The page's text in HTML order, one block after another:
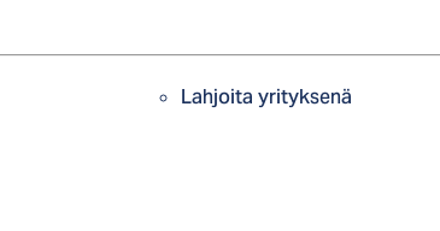
Lahjoita yrityksenä